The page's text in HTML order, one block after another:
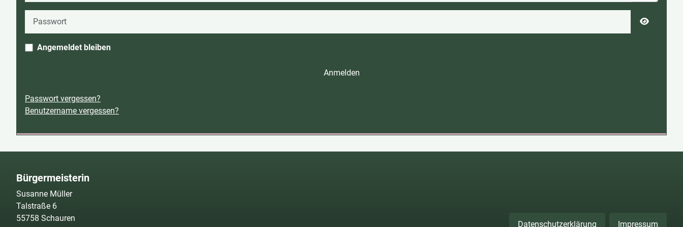
Angemeldet bleiben
Anmelden
Passwort vergessen?
Benutzername vergessen?
Bürgermeisterin
Susanne Müller
Talstraße 6
55758 Schauren
Datenschutzerklärung Impressum